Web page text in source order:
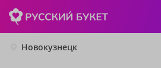
Новокузнецк